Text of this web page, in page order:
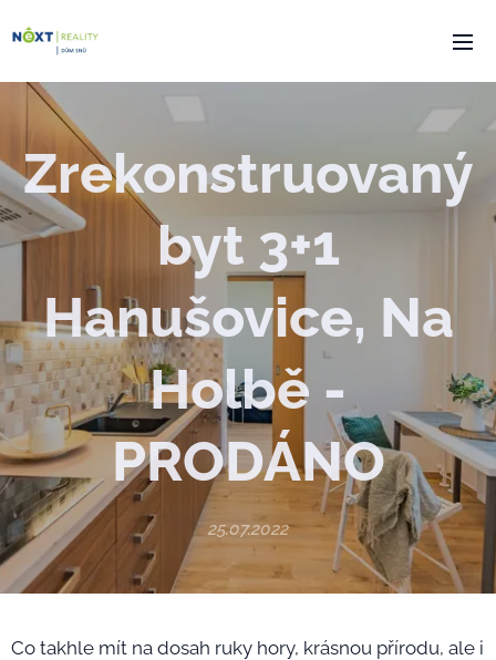
Zrekonstruovaný
byt 3+1
Hanušovice, Na
Holbě -
PRODÁNO
25.07.2022
Co takhle mít na dosah ruky hory, krásnou přírodu, ale i